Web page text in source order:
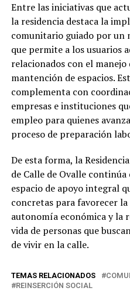
Entre las iniciativas que
la residencia destaca la
comunitario guiado por
que permite a los usuarios
relacionados con el manejo
mantención de espacios.
complementa con
empresas e instituciones
empleo para quienes
proceso de preparación
De esta forma, la
de Calle de Ovalle
espacio de apoyo integral
concretas para favorecer
autonomía económica y la
vida de personas que
de vivir en la calle.
TEMAS RELACIONADOS
REINSERCIÓN SOCIAL